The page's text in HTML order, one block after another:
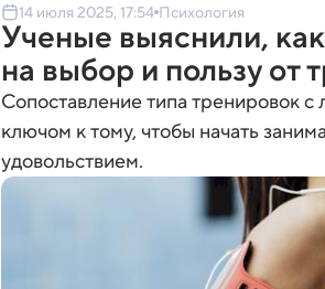
14 июля 2025, 17:54 Психология
Ученые выяснили,
на выбор и пользу от
Сопоставление типа тренировок
ключом к тому, чтобы начать
удовольствием.